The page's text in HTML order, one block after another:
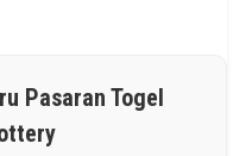
Pasaran Togel